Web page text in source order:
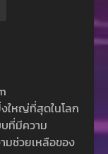
ใหญ่ที่สุดในโลก
บที่มีความ
มช่วยเหลือของ